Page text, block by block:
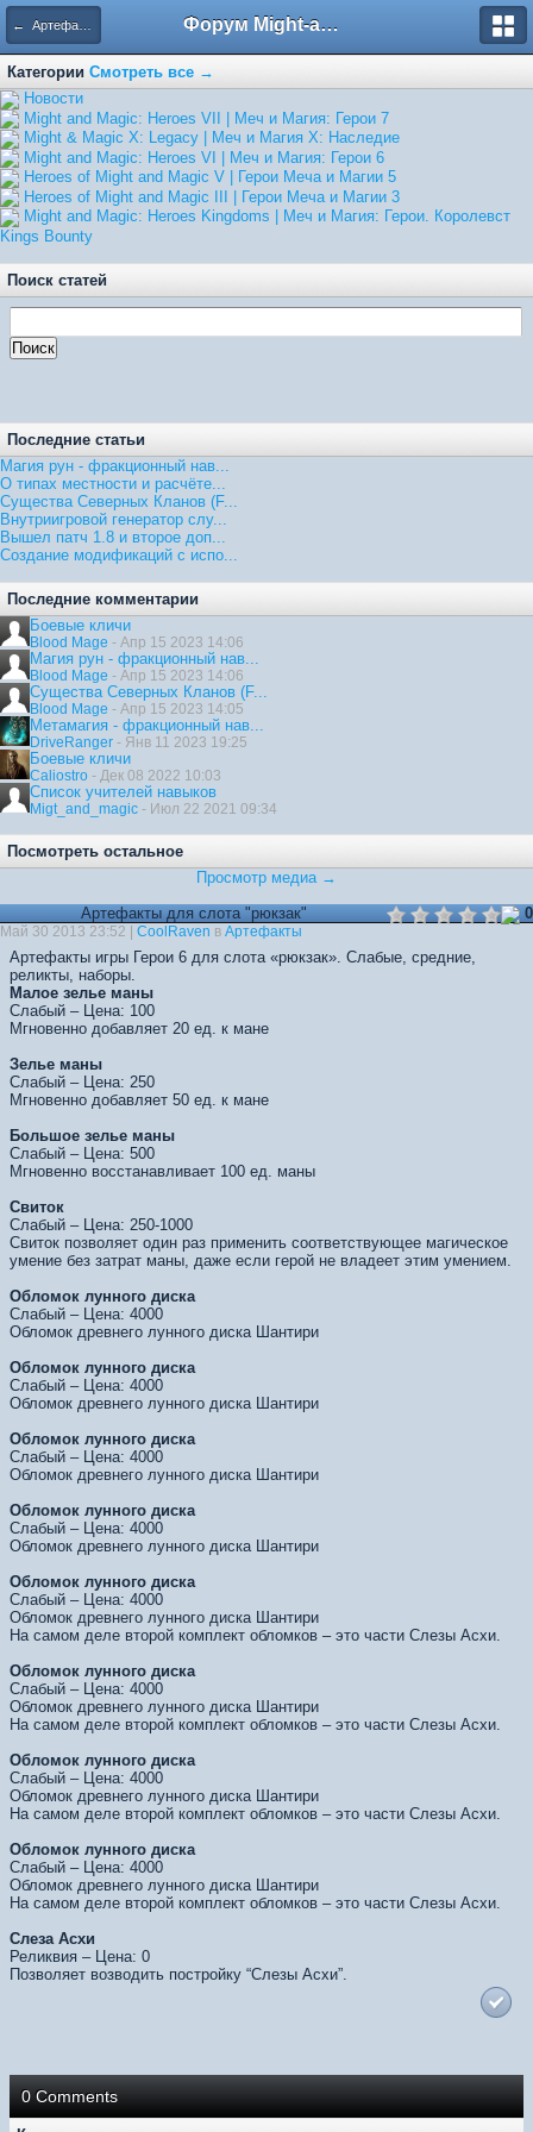
← Артефакты Форум Might-and-Magic.ru
Категории Смотреть все →
Hовости
Might and Magic: Heroes VII | Меч и Магия: Герои 7
Might & Magic X: Legacy | Меч и Магия X: Наследие
Might and Magic: Heroes VI | Меч и Магия: Герои 6
Heroes of Might and Magic V | Герои Меча и Магии 5
Heroes of Might and Magic III | Герои Меча и Магии 3
Might and Magic: Heroes Kingdoms | Меч и Магия: Герои. Королевст
Kings Bounty
Поиск статей
Последние статьи
Магия рун - фракционный нав...
О типах местности и расчёте...
Существа Северных Кланов (F...
Внутриигровой генератор слу...
Вышел патч 1.8 и второе доп...
Создание модификаций с испо...
Последние комментарии
Боевые кличи
Blood Mage - Апр 15 2023 14:06
Магия рун - фракционный нав...
Blood Mage - Апр 15 2023 14:06
Существа Северных Кланов (F...
Blood Mage - Апр 15 2023 14:05
Метамагия - фракционный нав...
DriveRanger - Янв 11 2023 19:25
Боевые кличи
Caliostro - Дек 08 2022 10:03
Список учителей навыков
Migt_and_magic - Июл 22 2021 09:34
Посмотреть остальное
Просмотр медиа →
0
Артефакты для слота "рюкзак"
Май 30 2013 23:52 | CoolRaven в Артефакты
Артефакты игры Герои 6 для слота «рюкзак». Слабые, средние,
реликты, наборы.
Малое зелье маны
Слабый – Цена: 100
Мгновенно добавляет 20 ед. к мане
Зелье маны
Слабый – Цена: 250
Мгновенно добавляет 50 ед. к мане
Большое зелье маны
Слабый – Цена: 500
Мгновенно восстанавливает 100 ед. маны
Свиток
Слабый – Цена: 250-1000
Свиток позволяет один раз применить соответствующее магическое
умение без затрат маны, даже если герой не владеет этим умением.
Обломок лунного диска
Слабый – Цена: 4000
Обломок древнего лунного диска Шантири
Обломок лунного диска
Слабый – Цена: 4000
Обломок древнего лунного диска Шантири
Обломок лунного диска
Слабый – Цена: 4000
Обломок древнего лунного диска Шантири
Обломок лунного диска
Слабый – Цена: 4000
Обломок древнего лунного диска Шантири
Обломок лунного диска
Слабый – Цена: 4000
Обломок древнего лунного диска Шантири
На самом деле второй комплект обломков – это части Слезы Асхи.
Обломок лунного диска
Слабый – Цена: 4000
Обломок древнего лунного диска Шантири
На самом деле второй комплект обломков – это части Слезы Асхи.
Обломок лунного диска
Слабый – Цена: 4000
Обломок древнего лунного диска Шантири
На самом деле второй комплект обломков – это части Слезы Асхи.
Обломок лунного диска
Слабый – Цена: 4000
Обломок древнего лунного диска Шантири
На самом деле второй комплект обломков – это части Слезы Асхи.
Слеза Асхи
Реликвия – Цена: 0
Позволяет возводить постройку “Слезы Асхи”.
0 Comments